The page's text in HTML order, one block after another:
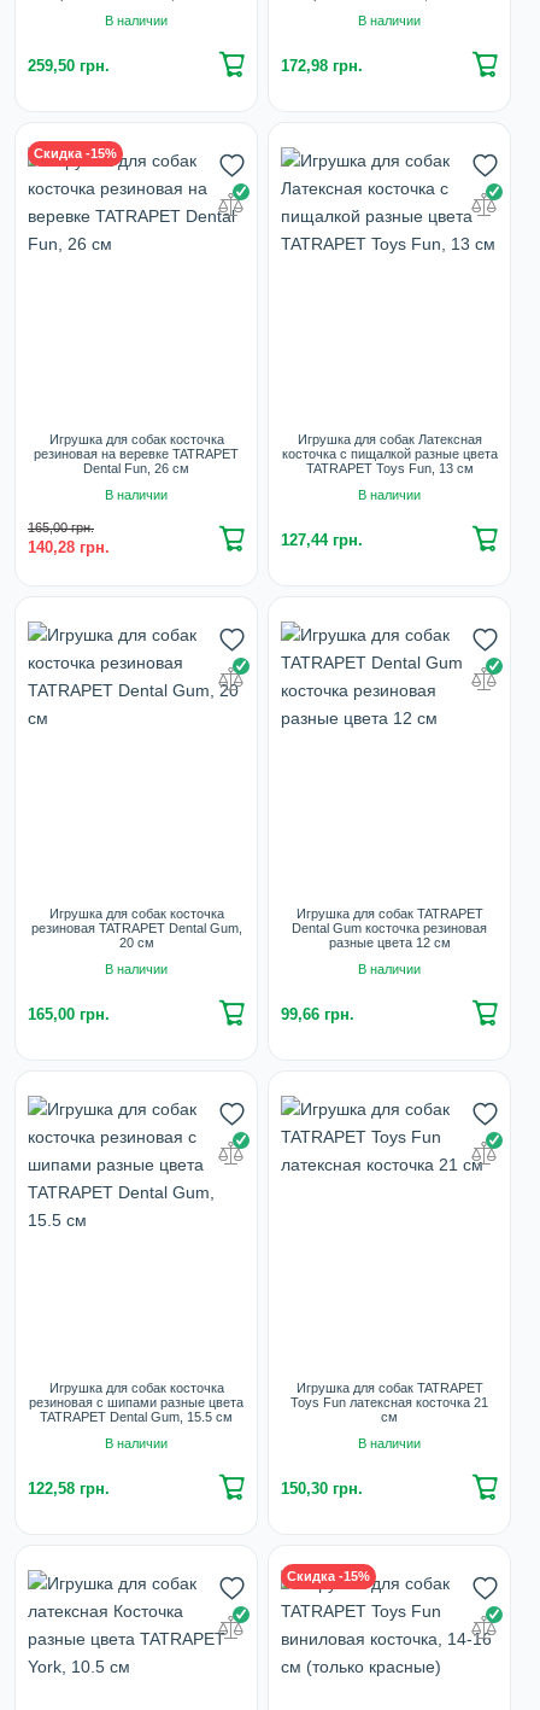
В наличии
259,50 грн.
В наличии
172,98 грн.
Скидка -15%
Игрушка для собак косточка
резиновая на веревке TATRAPET
Dental Fun, 26 см
В наличии
165,00 грн.
140,28 грн.
Игрушка для собак Латексная
косточка с пищалкой разные цвета
TATRAPET Toys Fun, 13 см
В наличии
127,44 грн.
Игрушка для собак косточка
резиновая TATRAPET Dental Gum,
20 см
В наличии
165,00 грн.
Игрушка для собак TATRAPET
Dental Gum косточка резиновая
разные цвета 12 см
В наличии
99,66 грн.
Игрушка для собак косточка
резиновая с шипами разные цвета
TATRAPET Dental Gum, 15.5 см
В наличии
122,58 грн.
Игрушка для собак TATRAPET
Toys Fun латексная косточка 21
см
В наличии
150,30 грн.
Скидка -15%